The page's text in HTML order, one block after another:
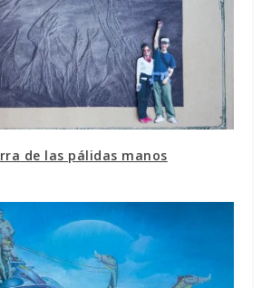
de las pálidas manos